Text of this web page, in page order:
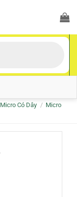
Micro Có Dây / Micro